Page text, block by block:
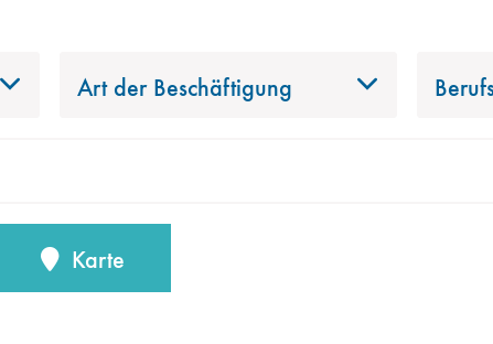
Art der Beschäftigung
Karte